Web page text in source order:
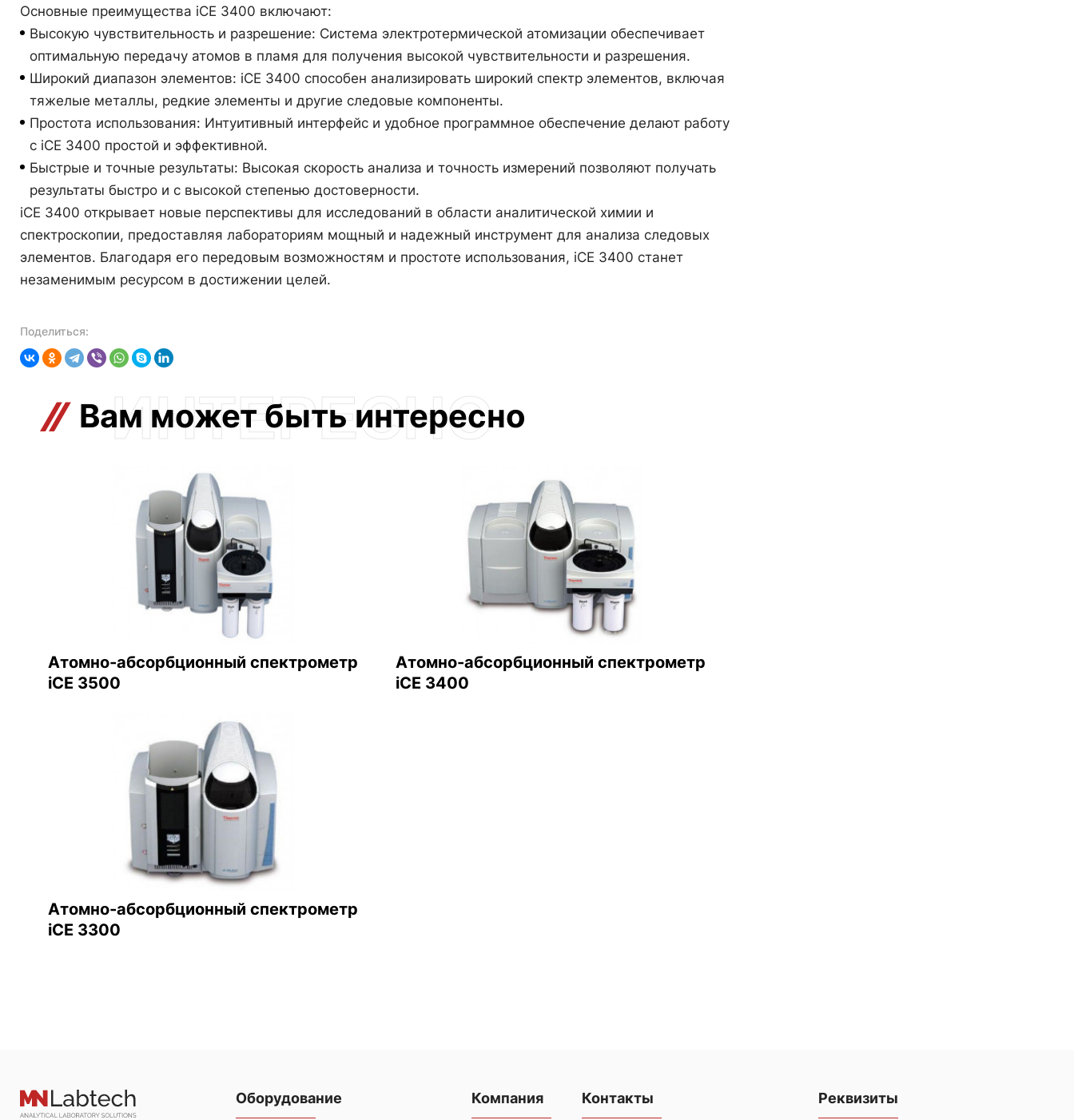
Основные преимущества iCE 3400 включают:
Высокую чувствительность и разрешение: Система электротермической атомизации обеспечивает
оптимальную передачу атомов в пламя для получения высокой чувствительности и разрешения.
Широкий диапазон элементов: iCE 3400 способен анализировать широкий спектр элементов, включая
тяжелые металлы, редкие элементы и другие следовые компоненты.
Простота использования: Интуитивный интерфейс и удобное программное обеспечение делают работу
с iCE 3400 простой и эффективной.
Быстрые и точные результаты: Высокая скорость анализа и точность измерений позволяют получать
результаты быстро и с высокой степенью достоверности.
iCE 3400 открывает новые перспективы для исследований в области аналитической химии и
спектроскопии, предоставляя лабораториям мощный и надежный инструмент для анализа следовых
элементов. Благодаря его передовым возможностям и простоте использования, iCE 3400 станет
незаменимым ресурсом в достижении целей.
Поделиться:
Вам может быть интересно
Атомно-абсорбционный спектрометр
iCE 3500
Атомно-абсорбционный спектрометр
iCE 3400
Атомно-абсорбционный спектрометр
iCE 3300
Оборудование Компания Контакты Реквизиты